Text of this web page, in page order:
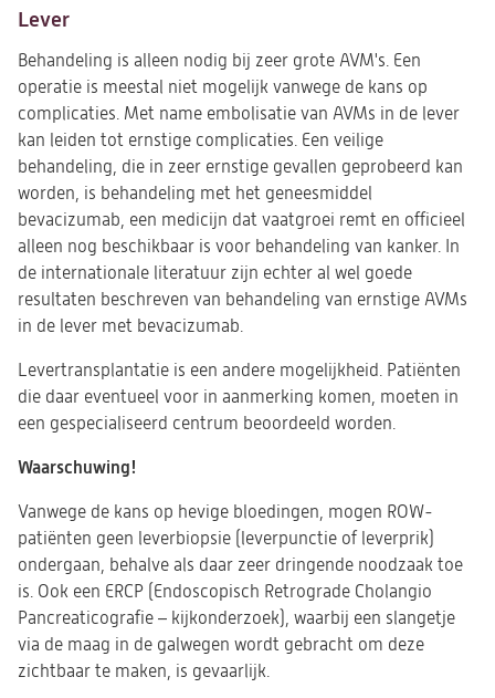
Lever
Behandeling is alleen nodig bij zeer grote AVM's. Een
operatie is meestal niet mogelijk vanwege de kans op
complicaties. Met name embolisatie van AVMs in de lever
kan leiden tot ernstige complicaties. Een veilige
behandeling, die in zeer ernstige gevallen geprobeerd kan
worden, is behandeling met het geneesmiddel
bevacizumab, een medicijn dat vaatgroei remt en officieel
alleen nog beschikbaar is voor behandeling van kanker. In
de internationale literatuur zijn echter al wel goede
resultaten beschreven van behandeling van ernstige AVMs
in de lever met bevacizumab.
Levertransplantatie is een andere mogelijkheid. Patiënten
die daar eventueel voor in aanmerking komen, moeten in
een gespecialiseerd centrum beoordeeld worden.
Waarschuwing!
Vanwege de kans op hevige bloedingen, mogen ROW-
patiënten geen leverbiopsie (leverpunctie of leverprik)
ondergaan, behalve als daar zeer dringende noodzaak toe
is. Ook een ERCP (Endoscopisch Retrograde Cholangio
Pancreaticografie – kijkonderzoek), waarbij een slangetje
via de maag in de galwegen wordt gebracht om deze
zichtbaar te maken, is gevaarlijk.